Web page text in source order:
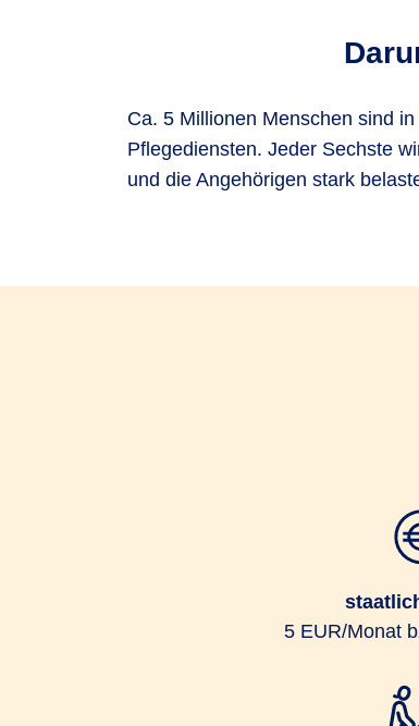
Ca. 5 Millionen Menschen sind
Pflegediensten. Jeder Sechste
und die Angehörigen stark
5 EUR/Monat